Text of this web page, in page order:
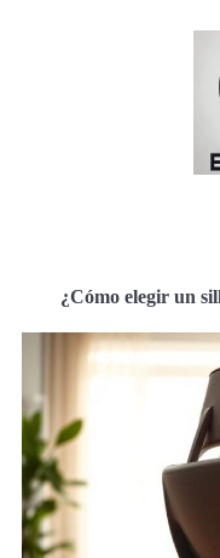
¿Cómo elegir un